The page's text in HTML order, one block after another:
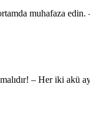
muhafaza
– Her iki akü